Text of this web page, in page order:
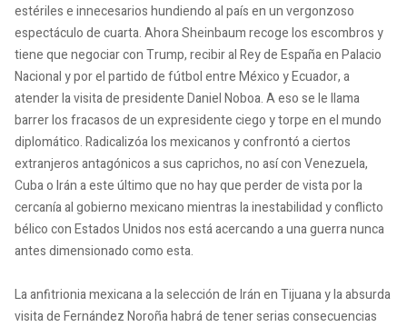
estériles e innecesarios hundiendo al país en un vergonzoso
espectáculo de cuarta. Ahora Sheinbaum recoge los escombros y
tiene que negociar con Trump, recibir al Rey de España en Palacio
Nacional y por el partido de fútbol entre México y Ecuador, a
atender la visita de presidente Daniel Noboa. A eso se le llama
barrer los fracasos de un expresidente ciego y torpe en el mundo
diplomático. Radicalizóa los mexicanos y confrontó a ciertos
extranjeros antagónicos a sus caprichos, no así con Venezuela,
Cuba o Irán a este último que no hay que perder de vista por la
cercanía al gobierno mexicano mientras la inestabilidad y conflicto
bélico con Estados Unidos nos está acercando a una guerra nunca
antes dimensionado como esta.
La anfitrionia mexicana a la selección de Irán en Tijuana y la absurda
visita de Fernández Noroña habrá de tener serias consecuencias